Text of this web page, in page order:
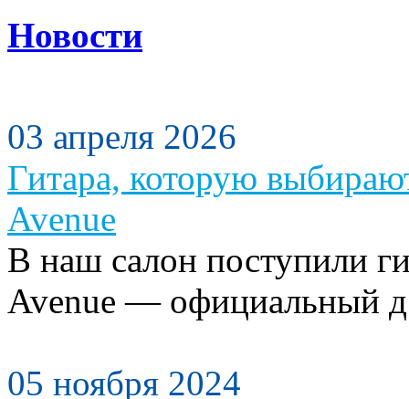
Новости
03 апреля 2026
Гитара, которую
Avenue
В наш салон поступили
Avenue — официальный
05 ноября 2024